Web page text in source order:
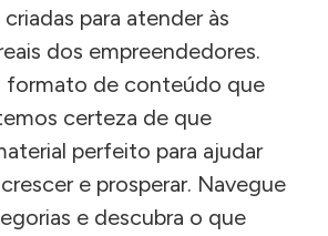
para atender às
dos empreendedores.
formato de conteúdo que
certeza de que
perfeito para ajudar
e prosperar. Navegue
e descubra o que